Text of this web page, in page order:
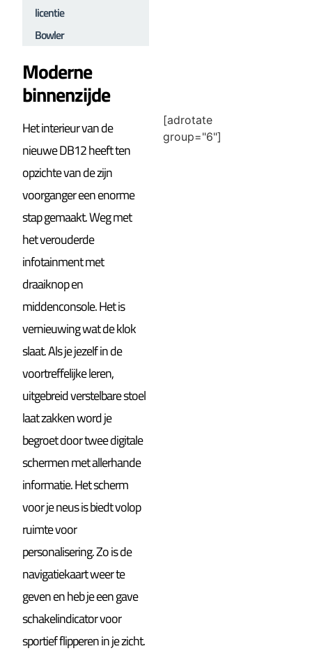
licentie
Bowler
Moderne
binnenzijde
Het interieur van de
nieuwe DB12 heeft ten
opzichte van de zijn
voorganger een enorme
stap gemaakt. Weg met
het verouderde
infotainment met
draaiknop en
middenconsole. Het is
vernieuwing wat de klok
slaat. Als je jezelf in de
voortreffelijke leren,
uitgebreid verstelbare stoel
laat zakken word je
begroet door twee digitale
schermen met allerhande
informatie. Het scherm
voor je neus is biedt volop
ruimte voor
personalisering. Zo is de
navigatiekaart weer te
geven en heb je een gave
schakelindicator voor
sportief flipperen in je zicht.
[adrotate
group="6"]